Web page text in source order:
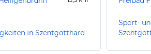
in Szentgotthard
Sport-